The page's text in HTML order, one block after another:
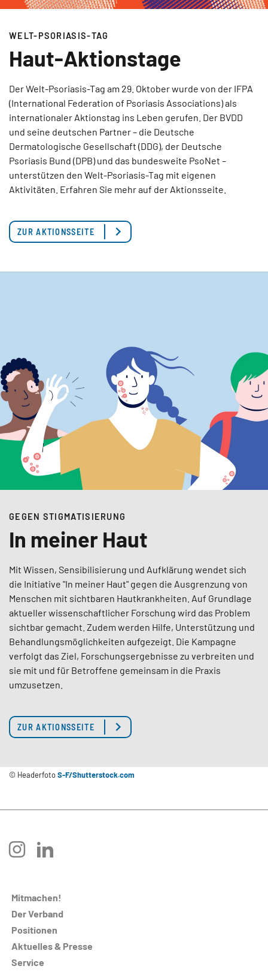
WELT-PSORIASIS-TAG
Haut-Aktionstage
Der Welt-Psoriasis-Tag am 29. Oktober wurde von der IFPA
(International Federation of Psoriasis Associations) als
internationaler Aktionstag ins Leben gerufen. Der BVDD
und seine deutschen Partner – die Deutsche
Dermatologische Gesellschaft (DDG), der Deutsche
Psoriasis Bund (DPB) und das bundesweite PsoNet –
unterstützen den Welt-Psoriasis-Tag mit eigenen
Aktivitäten. Erfahren Sie mehr auf der Aktionsseite.
ZUR AKTIONSSEITE
GEGEN STIGMATISIERUNG
In meiner Haut
Mit Wissen, Sensibilisierung und Aufklärung wendet sich
die Initiative "In meiner Haut" gegen die Ausgrenzung von
Menschen mit sichtbaren Hautkrankheiten. Auf Grundlage
aktueller wissenschaftlicher Forschung wird das Problem
sichtbar gemacht. Zudem werden Hilfe, Unterstützung und
Behandlungsmöglichkeiten aufgezeigt. Die Kampagne
verfolgt das Ziel, Forschungsergebnisse zu verbreiten und
sie mit und für Betroffene gemeinsam in die Praxis
umzusetzen.
ZUR AKTIONSSEITE
© HeaderfotoS-F/Shutterstock.com
instagram
Mitmachen!
Der Verband
Positionen
Aktuelles & Presse
Service